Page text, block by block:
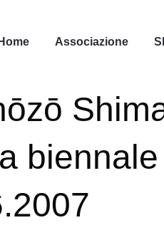
Home Associazione